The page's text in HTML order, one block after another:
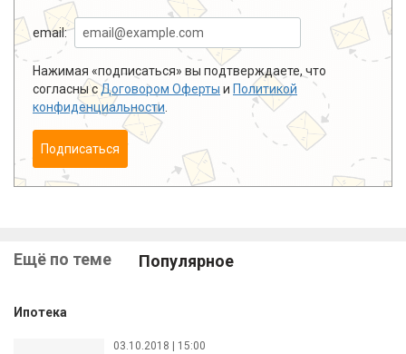
email:
Нажимая «подписаться» вы подтверждаете, что
согласны сДоговором Оферты и Политикой
конфиденциальности
Подписаться
Ещё по теме Популярное
Ипотека
03.10.2018 | 15:00